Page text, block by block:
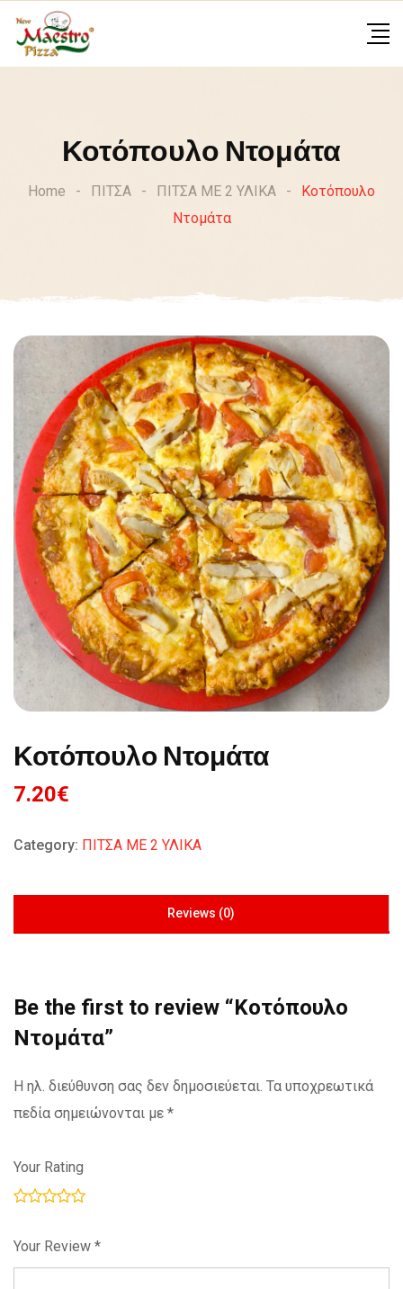
content
Κοτόπουλο Ντομάτα
Home - ΠΙΤΣΑ - ΠΙΤΣΑ ΜΕ 2 ΥΛΙΚΑ -
Κοτόπουλο
Ντομάτα
Κοτόπουλο Ντομάτα
7.20€
Category: ΠΙΤΣΑ ΜΕ 2 ΥΛΙΚΑ
Reviews (0)
Be the first to review “Κοτόπουλο
Ντομάτα”
Η ηλ. διεύθυνση σας δεν δημοσιεύεται. Τα υποχρεωτικά
πεδία σημειώνονται με *
Your Rating
Your Review *